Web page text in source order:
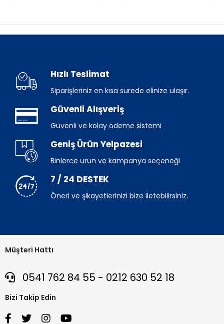
Hızlı Teslimat
Siparişleriniz en kısa sürede elinize ulaşır.
Güvenli Alışveriş
Güvenli ve kolay ödeme sistemi
Geniş Ürün Yelpazesi
Binlerce ürün ve kampanya seçeneği
7 / 24 DESTEK
Öneri ve şikayetlerinizi bize iletebilirsiniz.
Müşteri Hattı
0541 762 84 55 - 0212 630 52 18
Bizi Takip Edin